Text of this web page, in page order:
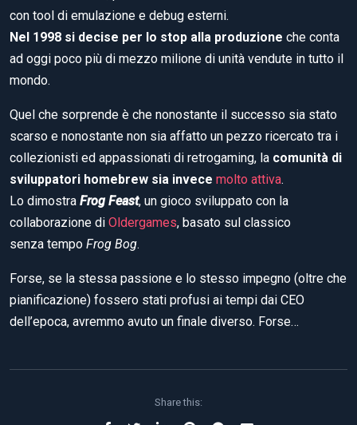
con tool di emulazione e debug esterni.
Nel 1998 si decise per lo stop alla produzione che conta
ad oggi poco più di mezzo milione di unità vendute in tutto il
mondo.
Quel che sorprende è che nonostante il successo sia stato
scarso e nonostante non sia affatto un pezzo ricercato tra i
collezionisti ed appassionati di retrogaming, la comunità di
sviluppatori homebrew sia invece molto attiva.
Lo dimostra Frog Feast, un gioco sviluppato con la
collaborazione di Oldergames, basato sul classico
senza tempo Frog Bog.
Forse, se la stessa passione e lo stesso impegno (oltre che
pianificazione) fossero stati profusi ai tempi dai CEO
dell’epoca, avremmo avuto un finale diverso. Forse…
Share this: